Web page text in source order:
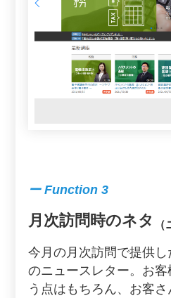
ー Function 3
月次訪問時のネタ
今月の月次訪問で提供
のニュースレター。お
う点はもちろん、お客